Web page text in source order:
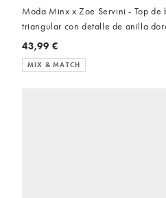
Moda Minx x Zoe Servini - Top
triangular con detalle de anilla
43,99 €
MIX & MATCH